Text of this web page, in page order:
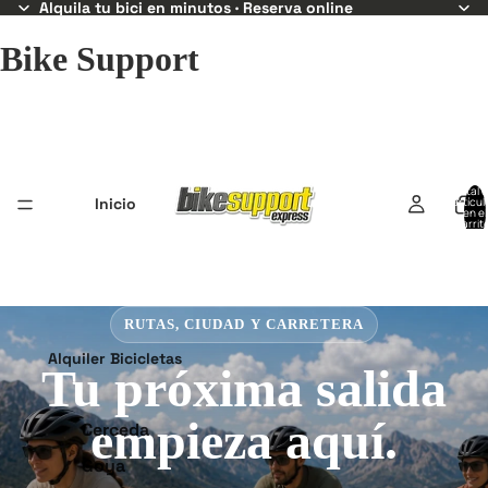
Alquila tu bici en minutos · Reserva online
Bike Support
Inicio
Alquiler Bicicletas
Cerceda
Goya
Total
en el
BIKE SUPPORT EXPRESS
Alquila tu bici. Sal a
rodar hoy.